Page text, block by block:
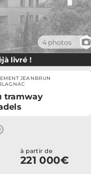
4 photos
📷
livré !
JEANBRUN
tramway
à partir de
221 000€